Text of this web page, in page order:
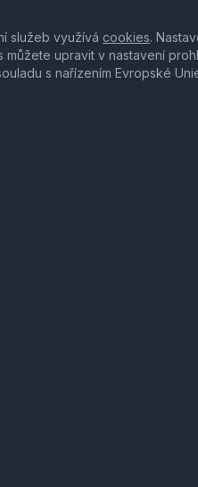
služeb využívá cookies.
upravit v nastavení
s nařízením Evropské